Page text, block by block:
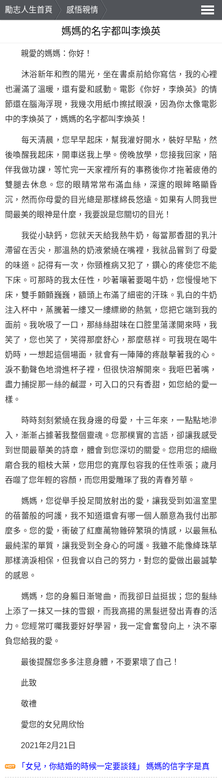
勵志人生首頁
感悟親情
導
媽媽的名字都叫李煥英
親愛的媽媽：你好！
沐浴新年和煦的陽光，坐在書桌前給你寫信，我的心裡
也灑滿了溫暖，還有愛和感動。電影《你好，李煥英》的情
節還在腦海浮現，我幾次用紙巾擦拭眼淚，因為你太像電影
中的李煥英了，媽媽的名字都叫李煥英！
每天清晨，您早早起床，幫我灌好開水，裝好早點，然
後喚醒我起床，開車送我上學。傍晚放學，您接我回家，陪
伴我做功課，等忙完一天家裡所有的事務後你才拖著疲倦的
雙腿去休息。您的眼睛常常布滿血絲，深邃的眼眸略顯昏
沉，然而你母愛的目光總是那樣綿長悠遠。如果有人問我世
間最美的眼神是什麼，我要說是您關切的目光！
我從小缺鈣，您就天天給我熱牛奶，每當那香甜的乳汁
滯留在舌尖，那溫熱的奶液縈繞在嘴裡，我就品嘗到了母愛
的味道。記得有一次，你頸椎病又犯了，鑽心的疼使您不能
下床。可那時的我太任性，吵著嚷著要喝牛奶，您慢慢地下
床，雙手顫顫巍巍，額頭上布滿了細密的汗珠。乳白的牛奶
注入杯中，蒸騰著一縷又一縷縹緲的熱氣，您把它端到我的
面前。我吮吸了一口，那絲絲甜味在口腔里蕩漾開來時，我
笑了，您也笑了，笑得那麼舒心，那麼慈祥。可我現在喝牛
奶時，一想起這個場面，就會有一陣陣的疼敲擊著我的心。
淚不動聲色地滑進杯子裡，但很快溶解開來。我咂巴著嘴，
盡力捕捉那一絲的鹹澀，可入口的只有香甜，如您給的愛一
樣。
時時刻刻縈繞在我身邊的母愛，十三年來，一點點地滲
入，漸漸占據著我整個靈魂。您那樸實的言語，卻讓我感受
到世間最華美的詩章，體會到您深切的關愛。您用您的細緻
磨合我的粗枝大葉，您用您的寬厚包容我的任性乖張；歲月
吞噬了您年輕的容顏，而您用愛雕琢了我的青春芳華。
媽媽，您從舉手投足間放射出的愛，讓我受到如溫室里
的蓓蕾般的呵護，我不知道還會有哪一個人願意為我付出那
麼多。您的愛，衝破了紅塵萬物雜碎繁瑣的情感，以最無私
最純潔的單質，讓我受到全身心的呵護。我雖不能像絳珠草
那樣滴淚相保，但我會以自己的努力，對您的愛做出最誠摯
的感恩 。
媽媽，您的身軀日漸彎曲，而我卻日益挺拔；您的髮絲
上添了一抹又一抹的雪銀，而我高揚的黑髮迸發出青春的活
力。您經常叮囑我要好好學習 ，我一定會奮發向上，決不辜
負您給我的愛。
最後提醒您多多注意身體，不要累壞了自己！
此致
敬禮
愛您的女兒周欣怡
2021年2月21日
「女兒，你結婚的時候一定要談錢」 媽媽的信字字是真